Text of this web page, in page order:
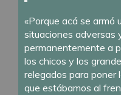
«Porque acá se armó
situaciones adversas
permanentemente a
los chicos y los
relegados para poner
que estábamos al